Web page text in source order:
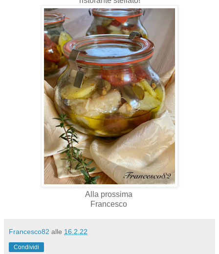
Alla prossima
Francesco
Francesco82 alle 16.2.22
Condividi